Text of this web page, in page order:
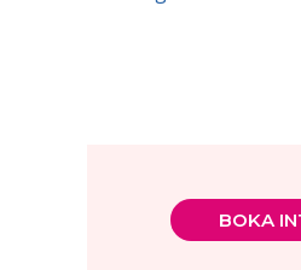
BOKA